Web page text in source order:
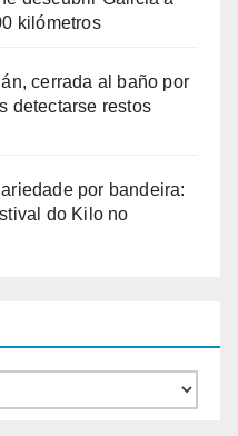
kilómetros
cerrada al baño por
detectarse restos
por bandeira:
do Kilo no